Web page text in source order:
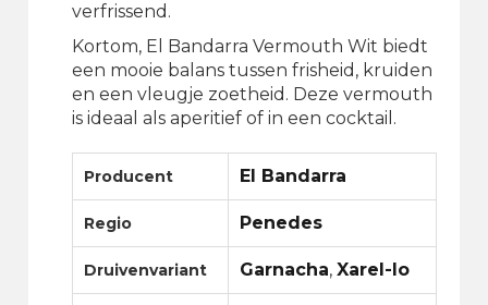
verfrissend.
Kortom, El Bandarra Vermouth Wit biedt
een mooie balans tussen frisheid, kruiden
en een vleugje zoetheid. Deze vermouth
is ideaal als aperitief of in een cocktail.
Producent El Bandarra
Regio Penedes
Druivenvariant Garnacha,Xarel-lo